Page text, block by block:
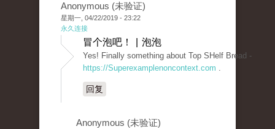
Anonymous (未验证)
星期一, 04/22/2019 - 23:22
永久连接
冒个泡吧！ | 泡泡
Yes! Finally something about Top SHelf Bread -
https://Superexamplenoncontext.com .
回复
Anonymous (未验证)